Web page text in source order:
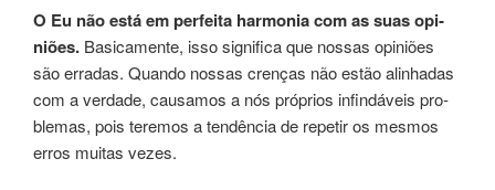
O Eu não está em per­fei­ta har­mo­nia com as suas opi­
niões. Basicamente, isso sig­ni­fi­ca que nos­sas opi­niões
são erra­das. Quando nos­sas cren­ças não estão ali­nha­das
com a ver­da­de, cau­sa­mos a nós pró­prios infindáveis pro­
ble­mas, pois teremos a ten­dên­cia de repe­tir os mes­mos
erros mui­tas vezes.